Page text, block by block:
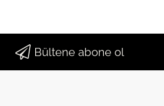
Bültene abone ol